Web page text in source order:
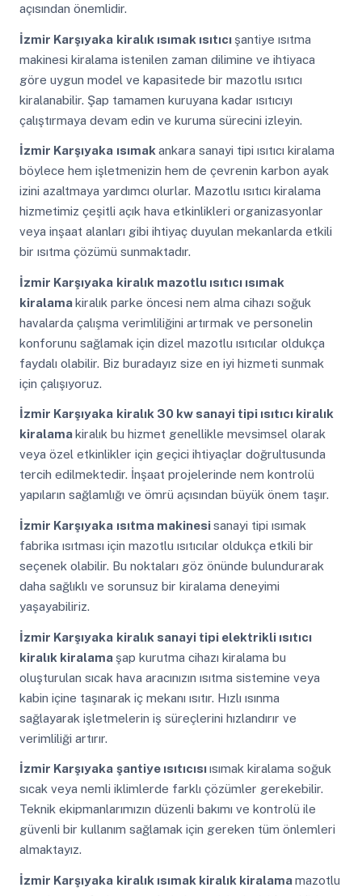
açısından önemlidir.
İzmir Karşıyaka kiralık ısımak ısıtıcı şantiye ısıtma
makinesi kiralama istenilen zaman dilimine ve ihtiyaca
göre uygun model ve kapasitede bir mazotlu ısıtıcı
kiralanabilir. Şap tamamen kuruyana kadar ısıtıcıyı
çalıştırmaya devam edin ve kuruma sürecini izleyin.
İzmir Karşıyaka ısımak ankara sanayi tipi ısıtıcı kiralama
böylece hem işletmenizin hem de çevrenin karbon ayak
izini azaltmaya yardımcı olurlar. Mazotlu ısıtıcı kiralama
hizmetimiz çeşitli açık hava etkinlikleri organizasyonlar
veya inşaat alanları gibi ihtiyaç duyulan mekanlarda etkili
bir ısıtma çözümü sunmaktadır.
İzmir Karşıyaka kiralık mazotlu ısıtıcı ısımak
kiralamakiralık parke öncesi nem alma cihazı soğuk
havalarda çalışma verimliliğini artırmak ve personelin
konforunu sağlamak için dizel mazotlu ısıtıcılar oldukça
faydalı olabilir. Biz buradayız size en iyi hizmeti sunmak
için çalışıyoruz.
İzmir Karşıyaka kiralık 30 kw sanayi tipi ısıtıcı kiralık
kiralama kiralık bu hizmet genellikle mevsimsel olarak
veya özel etkinlikler için geçici ihtiyaçlar doğrultusunda
tercih edilmektedir. İnşaat projelerinde nem kontrolü
yapıların sağlamlığı ve ömrü açısından büyük önem taşır.
İzmir Karşıyaka ısıtma makinesisanayi tipi ısımak
fabrika ısıtması için mazotlu ısıtıcılar oldukça etkili bir
seçenek olabilir. Bu noktaları göz önünde bulundurarak
daha sağlıklı ve sorunsuz bir kiralama deneyimi
yaşayabiliriz.
İzmir Karşıyaka kiralık sanayi tipi elektrikli ısıtıcı
kiralık kiralama şap kurutma cihazı kiralama bu
oluşturulan sıcak hava aracınızın ısıtma sistemine veya
kabin içine taşınarak iç mekanı ısıtır. Hızlı ısınma
sağlayarak işletmelerin iş süreçlerini hızlandırır ve
verimliliği artırır.
İzmir Karşıyaka şantiye ısıtıcısıısımak kiralama soğuk
sıcak veya nemli iklimlerde farklı çözümler gerekebilir.
Teknik ekipmanlarımızın düzenli bakımı ve kontrolü ile
güvenli bir kullanım sağlamak için gereken tüm önlemleri
almaktayız.
İzmir Karşıyaka kiralık ısımak kiralık kiralamamazotlu